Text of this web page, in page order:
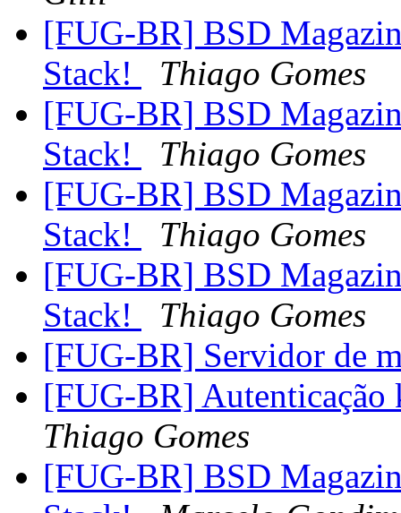
[FUG-BR] BSD
Stack!
Thiago Gomes
[FUG-BR] BSD
Stack!
Thiago Gomes
[FUG-BR] BSD
Stack!
Thiago Gomes
[FUG-BR] BSD
Stack!
Thiago Gomes
[FUG-BR] Servidor de
[FUG-BR]
Thiago Gomes
[FUG-BR] BSD